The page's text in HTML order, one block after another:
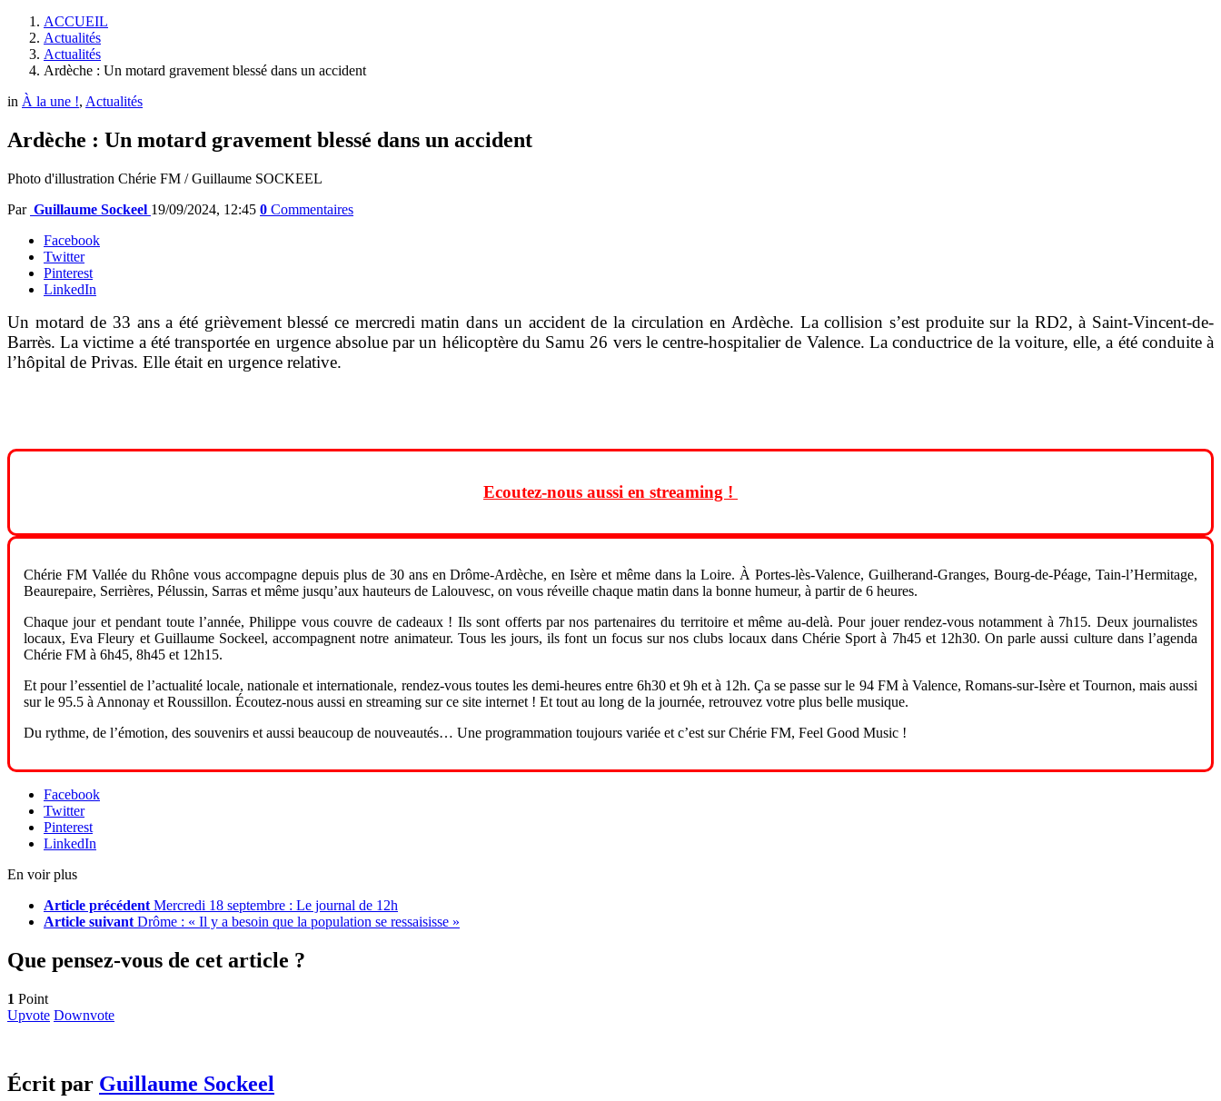
ACCUEIL
Actualités
Actualités
Ardèche : Un motard gravement blessé dans un accident
in À la une !, Actualités
Ardèche : Un motard gravement blessé dans un accident
Photo d'illustration Chérie FM / Guillaume SOCKEEL
Par Guillaume Sockeel 19/09/2024, 12:45 0 Commentaires
Facebook
Twitter
Pinterest
LinkedIn
Un motard de 33 ans a été grièvement blessé ce mercredi matin dans un accident de la circulation en Ardèche. La collision s’est produite sur la RD2, à Saint-Vincent-de-
Barrès. La victime a été transportée en urgence absolue par un hélicoptère du Samu 26 vers le centre-hospitalier de Valence. La conductrice de la voiture, elle, a été conduite à
l’hôpital de Privas. Elle était en urgence relative.
Ecoutez-nous aussi en streaming !
Chérie FM Vallée du Rhône vous accompagne depuis plus de 30 ans en Drôme-Ardèche, en Isère et même dans la Loire. À Portes-lès-Valence, Guilherand-Granges, Bourg-de-Péage, Tain-l’Hermitage,
Beaurepaire, Serrières, Pélussin, Sarras et même jusqu’aux hauteurs de Lalouvesc, on vous réveille chaque matin dans la bonne humeur, à partir de 6 heures.
Chaque jour et pendant toute l’année, Philippe vous couvre de cadeaux ! Ils sont offerts par nos partenaires du territoire et même au-delà. Pour jouer rendez-vous notamment à 7h15. Deux journalistes
locaux, Eva Fleury et Guillaume Sockeel, accompagnent notre animateur. Tous les jours, ils font un focus sur nos clubs locaux dans Chérie Sport à 7h45 et 12h30. On parle aussi culture dans l’agenda
Chérie FM à 6h45, 8h45 et 12h15.
Et pour l’essentiel de l’actualité locale, nationale et internationale, rendez-vous toutes les demi-heures entre 6h30 et 9h et à 12h. Ça se passe sur le 94 FM à Valence, Romans-sur-Isère et Tournon, mais aussi
sur le 95.5 à Annonay et Roussillon. Écoutez-nous aussi en streaming sur ce site internet ! Et tout au long de la journée, retrouvez votre plus belle musique.
Du rythme, de l’émotion, des souvenirs et aussi beaucoup de nouveautés… Une programmation toujours variée et c’est sur Chérie FM, Feel Good Music !
Facebook
Twitter
Pinterest
LinkedIn
En voir plus
Article précédent Mercredi 18 septembre : Le journal de 12h
Article suivant Drôme : « Il y a besoin que la population se ressaisisse »
Que pensez-vous de cet article ?
1 Point
Upvote Downvote
Écrit par Guillaume Sockeel